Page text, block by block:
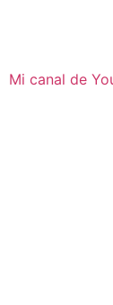
Mi canal de